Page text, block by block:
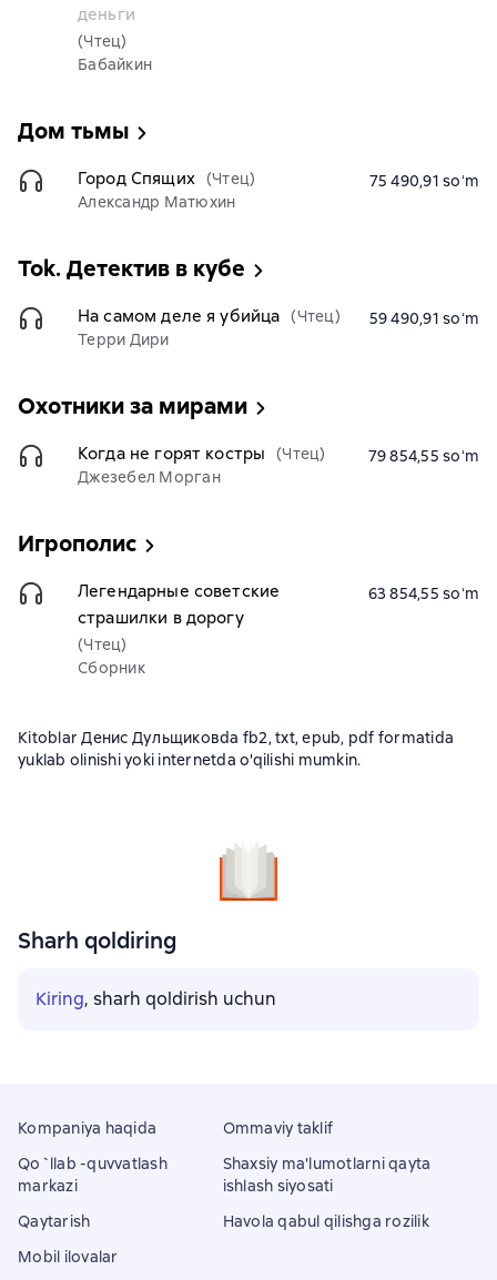
деньги
(Чтец)
Бабайкин
Дом тьмы
Город Спящих (Чтец)
Александр Матюхин
75 490,91 soʻm
Tok. Детектив в кубе
На самом деле я убийца (Чтец)
Терри Дири
59 490,91 soʻm
Охотники за мирами
Когда не горят костры
(Чтец)
Джезебел Морган
79 854,55 soʻm
Игрополис
Легендарные советские
страшилки в дорогу
(Чтец)
Сборник
63 854,55 soʻm
Kitoblar Денис Дульщиковda fb2, txt, epub, pdf formatida
yuklab olinishi yoki internetda o'qilishi mumkin.
Sharh qoldiring
Kiring, sharh qoldirish uchun
Kompaniya haqida
Qo`llab -quvvatlash
markazi
Qaytarish
Mobil ilovalar
Ommaviy taklif
Shaxsiy ma'lumotlarni qayta
ishlash siyosati
Havola qabul qilishga rozilik